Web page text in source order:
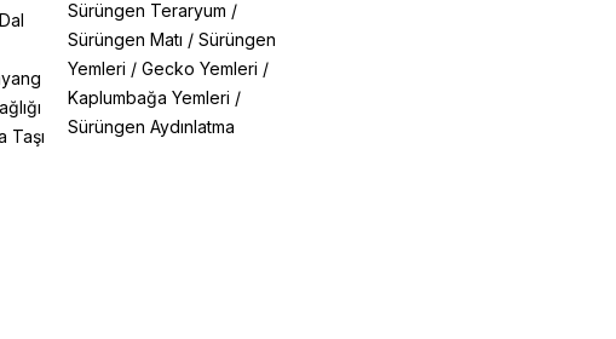
Taşı
Sürüngen Teraryum /
Sürüngen Matı / Sürüngen
Yemleri / Gecko Yemleri /
Kaplumbağa Yemleri /
Sürüngen Aydınlatma